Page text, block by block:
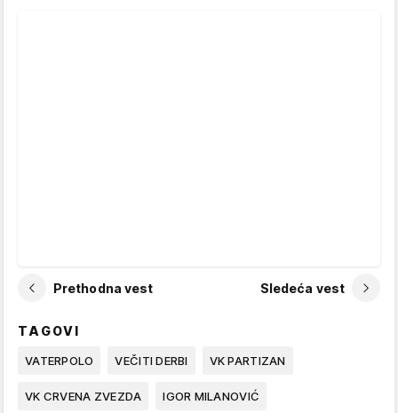
Prethodna vest Sledeća vest
TAGOVI
VATERPOLO VEČITI DERBI VK PARTIZAN
VK CRVENA ZVEZDA IGOR MILANOVIĆ